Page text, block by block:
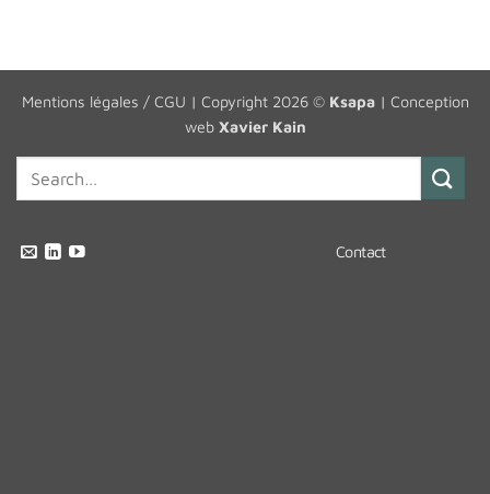
Mentions légales / CGU | Copyright 2026 © Ksapa| Conception
web Xavier Kain
Contact